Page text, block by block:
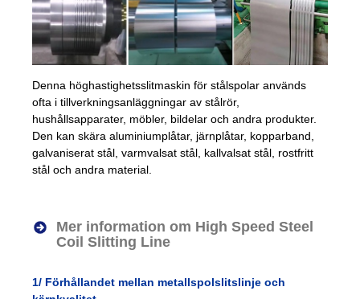
Denna höghastighetsslitmaskin för stålspolar används
ofta i tillverkningsanläggningar av stålrör,
hushållsapparater, möbler, bildelar och andra produkter.
Den kan skära aluminiumplåtar, järnplåtar, kopparband,
galvaniserat stål, varmvalsat stål, kallvalsat stål, rostfritt
stål och andra material.
Mer information om High Speed ​​Steel
Coil Slitting Line
1/ Förhållandet mellan metallspolslitslinje och